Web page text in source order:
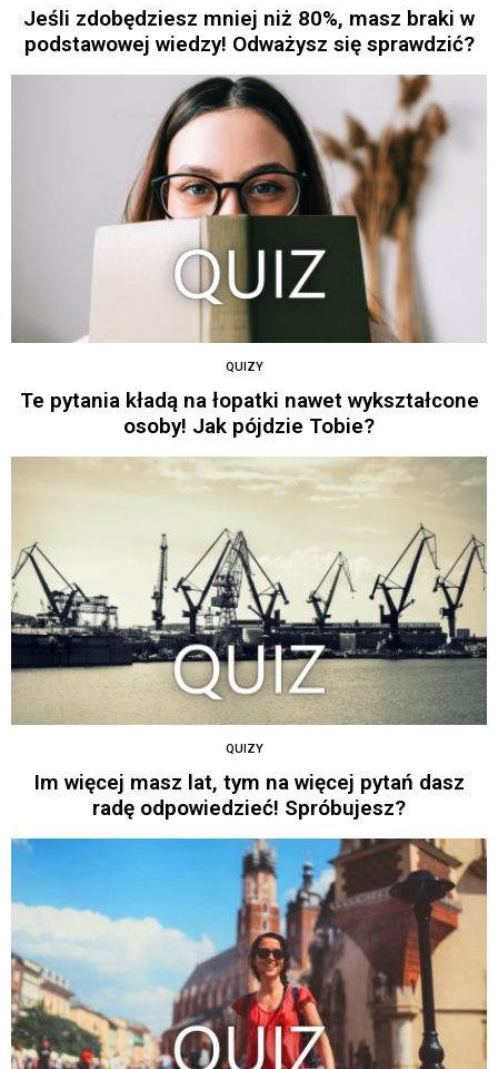
Jeśli zdobędziesz mniej niż 80%, masz braki w
podstawowej wiedzy! Odważysz się sprawdzić?
QUIZY
Te pytania kładą na łopatki nawet wykształcone
osoby! Jak pójdzie Tobie?
QUIZY
Im więcej masz lat, tym na więcej pytań dasz
radę odpowiedzieć! Spróbujesz?